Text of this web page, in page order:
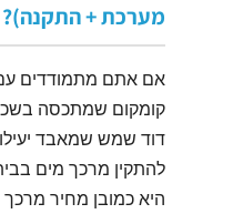
מערכת + התקנה)?
אם אתם מתמודדים
קומקום שמתכסה
דוד שמש שמאבד
להתקין מרכך מים
היא כמובן מחיר